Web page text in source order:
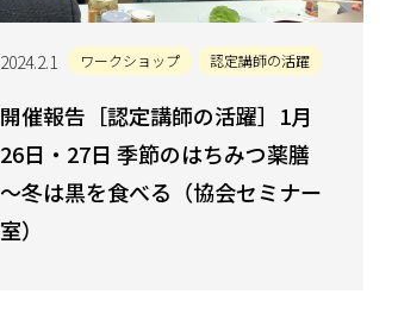
2024.2.1 ワークショップ 認定講師の活躍
開催報告［認定講師の活躍］1月
26日・27日 季節のはちみつ薬膳
～冬は黒を食べる（協会セミナー
室）